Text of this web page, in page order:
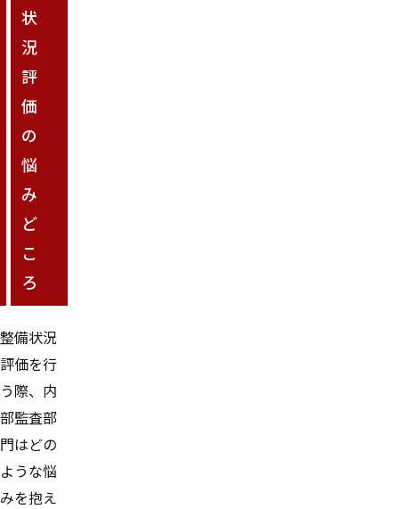
状
況
評
価
の
悩
み
ど
こ
ろ
整備状況
評価を行
う際、内
部監査部
門はどの
ような悩
みを抱え